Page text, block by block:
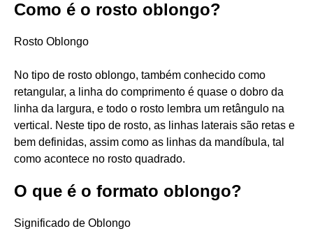
Como é o rosto oblongo?
Rosto Oblongo
No tipo de rosto oblongo, também conhecido como
retangular, a linha do comprimento é quase o dobro da
linha da largura, e todo o rosto lembra um retângulo na
vertical. Neste tipo de rosto, as linhas laterais são retas e
bem definidas, assim como as linhas da mandíbula, tal
como acontece no rosto quadrado.
O que é o formato oblongo?
Significado de Oblongo